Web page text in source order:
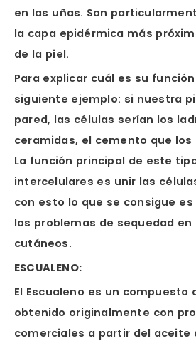
en las uñas. Son
la capa epidérmica más
de la piel.
Para explicar cuál es su
siguiente ejemplo: si nuestra
pared, las células serían los
ceramidas, el cemento que
La función principal de este
intercelulares es unir las
con esto lo que se consigue
los problemas de sequedad
cutáneos.
ESCUALENO:
El Escualeno es un compuesto
obtenido originalmente con
comerciales a partir del aceite